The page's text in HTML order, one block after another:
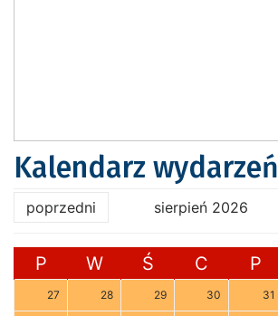
Kalendarz wydarzeń
poprzedni sierpień 2026
P W Ś C P
27 28 29 30 31